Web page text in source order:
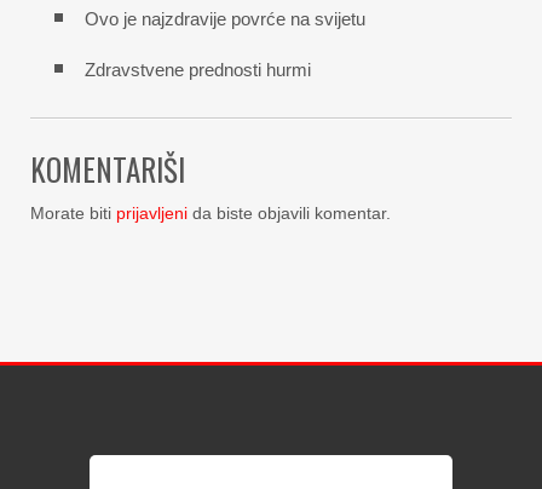
Ovo je najzdravije povrće na svijetu
Zdravstvene prednosti hurmi
KOMENTARIŠI
Morate biti prijavljeni da biste objavili komentar.